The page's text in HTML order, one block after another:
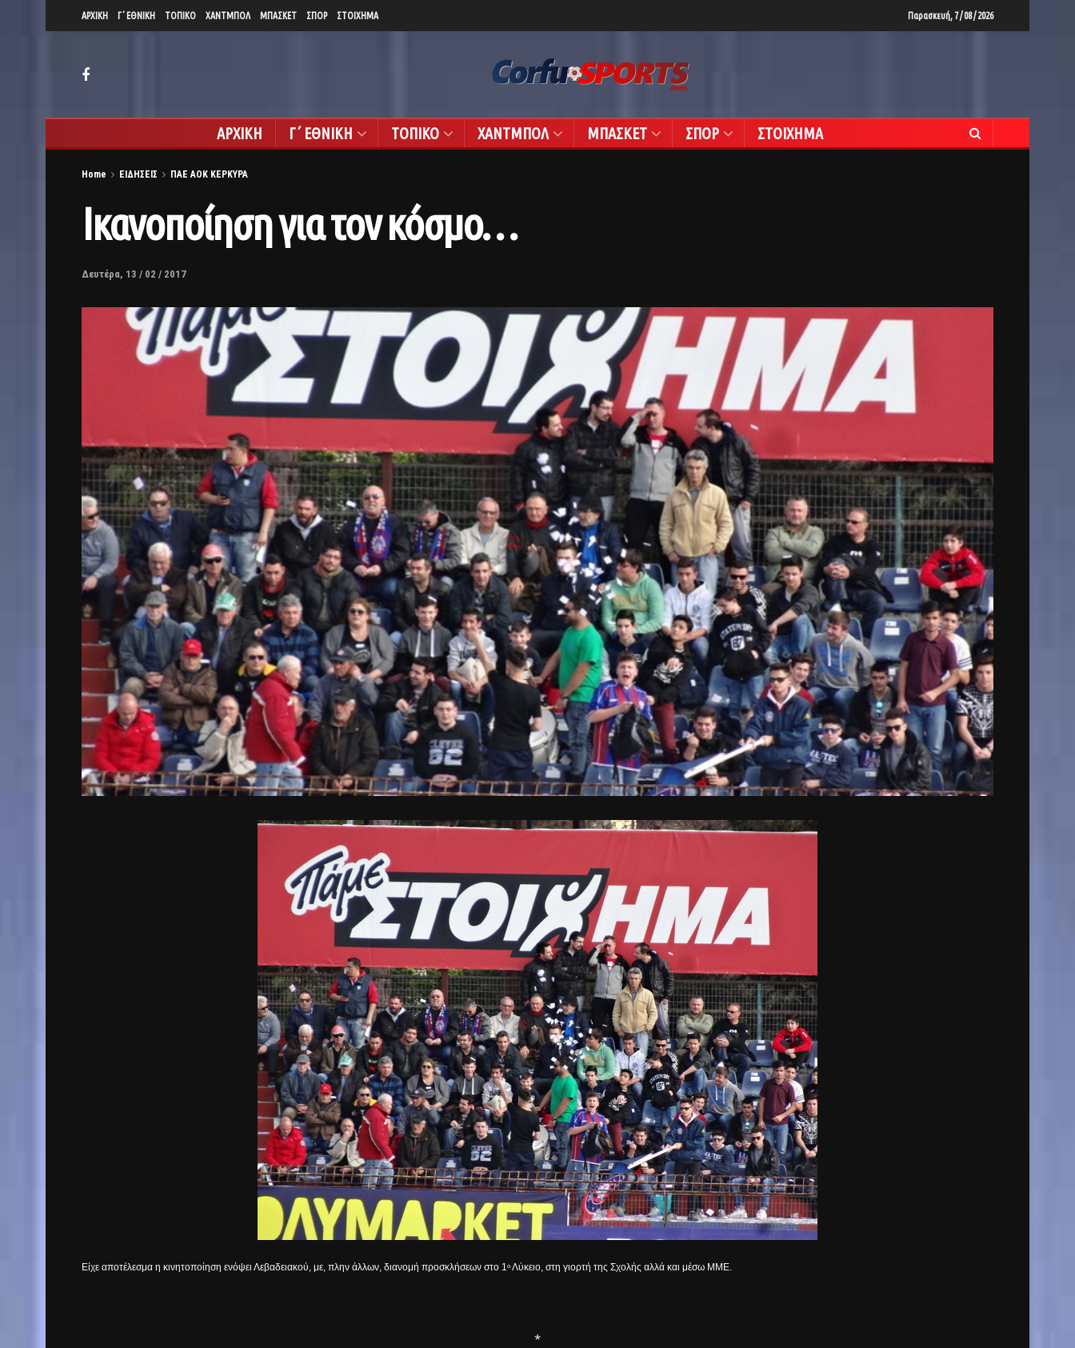
ΑΡΧΙΚΗ Γ΄ ΕΘΝΙΚΗ ΤΟΠΙΚΟ ΧΑΝΤΜΠΟΛ ΜΠΑΣΚΕΤ ΣΠΟΡ ΣΤΟΙΧΗΜΑ Παρασκευή, 7 / 08 / 2026
ΑΡΧΙΚΗ Γ΄ ΕΘΝΙΚΗ ΤΟΠΙΚΟ ΧΑΝΤΜΠΟΛ ΜΠΑΣΚΕΤ ΣΠΟΡ ΣΤΟΙΧΗΜΑ
Home ΕΙΔΗΣΕΙΣ ΠΑΕ ΑΟΚ ΚΕΡΚΥΡΑ
Iκανοποίηση για τον κόσμο…
Δευτέρα, 13 / 02 / 2017
Είχε αποτέλεσμα η κινητοποίηση ενόψει Λεβαδειακού, με, πλην άλλων, διανομή προσκλήσεων στο 1ο Λύκειο, στη γιορτή της Σχολής αλλά και μέσω ΜΜΕ.
*